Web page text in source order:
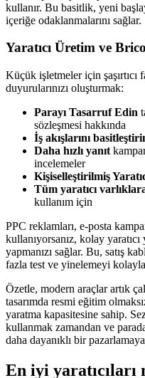
kullanır. Bu basitlik, yeni
içeriğe odaklanmalarını sağlar.
Yaratıcı Üretim ve
Küçük işletmeler için şaşırtıcı
duyurularınızı oluşturmak:
Parayı Tasarruf Edin
sözleşmesi hakkında
İş akışlarını
Daha hızlı yanıt
incelemeler
Kişiselleştirilmiş
Tüm yaratıcı
kullanım için
PPC reklamları, e-posta
kullanıyorsanız, kolay
yapmanızı sağlar. Bu, satış
fazla test ve yinelemeyi
Özetle, modern araçlar artık
tasarımda resmi eğitim
yaratma kapasitesine sahip.
kullanmak zamandan ve
daha dayanıklı bir
En iyi yaratıcıları